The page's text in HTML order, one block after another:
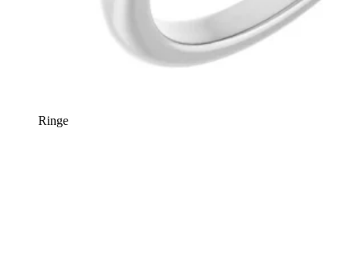
Ringe